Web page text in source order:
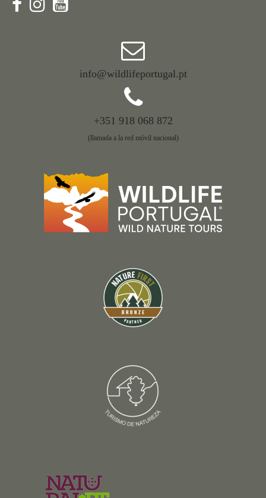
info@wildlifeportugal.pt
+351 918 068 872
(llamada a la red móvil nacional)